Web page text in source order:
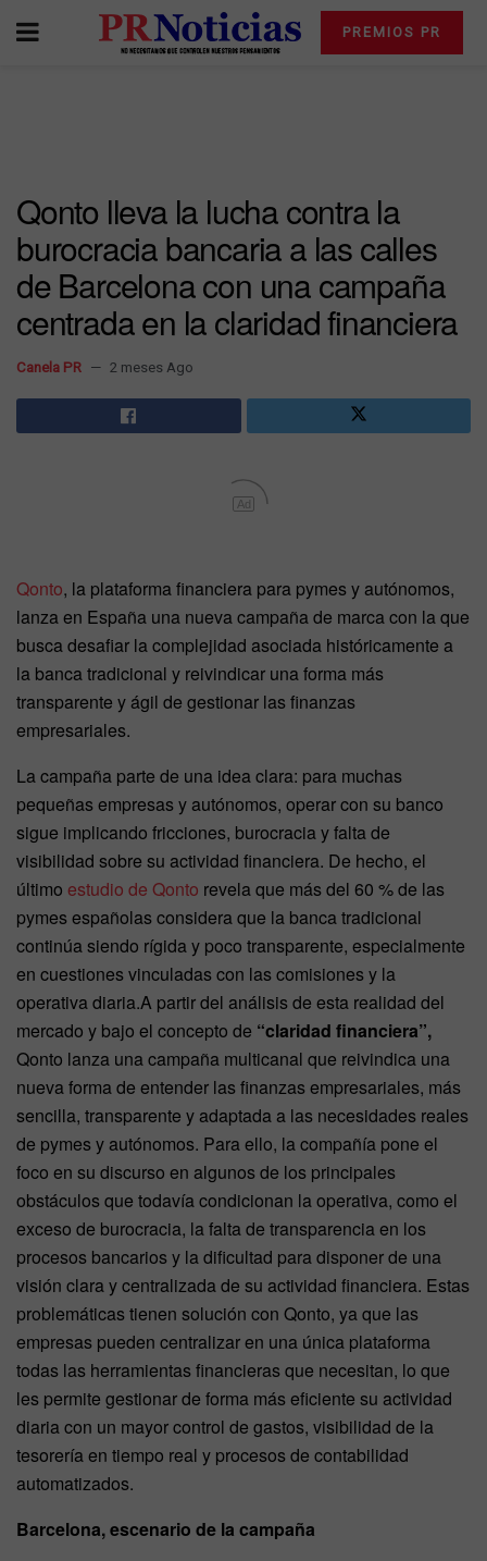
PREMIOS PR
Qonto lleva la lucha contra la
burocracia bancaria a las calles
de Barcelona con una campaña
centrada en la claridad financiera
Canela PR 2 meses Ago
Ad
Qonto, la plataforma financiera para pymes y autónomos,
lanza en España una nueva campaña de marca con la que
busca desafiar la complejidad asociada históricamente a
la banca tradicional y reivindicar una forma más
transparente y ágil de gestionar las finanzas
empresariales.
La campaña parte de una idea clara: para muchas
pequeñas empresas y autónomos, operar con su banco
sigue implicando fricciones, burocracia y falta de
visibilidad sobre su actividad financiera. De hecho, el
último estudio de Qonto revela que más del 60 % de las
pymes españolas considera que la banca tradicional
continúa siendo rígida y poco transparente, especialmente
en cuestiones vinculadas con las comisiones y la
operativa diaria.A partir del análisis de esta realidad del
mercado y bajo el concepto de “claridad financiera”,
Qonto lanza una campaña multicanal que reivindica una
nueva forma de entender las finanzas empresariales, más
sencilla, transparente y adaptada a las necesidades reales
de pymes y autónomos. Para ello, la compañía pone el
foco en su discurso en algunos de los principales
obstáculos que todavía condicionan la operativa, como el
exceso de burocracia, la falta de transparencia en los
procesos bancarios y la dificultad para disponer de una
visión clara y centralizada de su actividad financiera. Estas
problemáticas tienen solución con Qonto, ya que las
empresas pueden centralizar en una única plataforma
todas las herramientas financieras que necesitan, lo que
les permite gestionar de forma más eficiente su actividad
diaria con un mayor control de gastos, visibilidad de la
tesorería en tiempo real y procesos de contabilidad
automatizados.
Barcelona, escenario de la campaña